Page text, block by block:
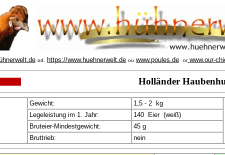
od. https://www.huehnerwelt.de ou www.poules.de orwww.our-
Holländer
Gewicht:
1,5 - 2 kg
Legeleistung im 1. Jahr:
140 Eier (weiß)
Bruteier-Mindestgewicht:
45 g
Bruttrieb:
nein